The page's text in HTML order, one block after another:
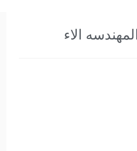
الاء